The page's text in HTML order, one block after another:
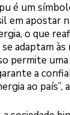
é um
em apostar
o que
adaptam às
permite uma
a
ao país”,